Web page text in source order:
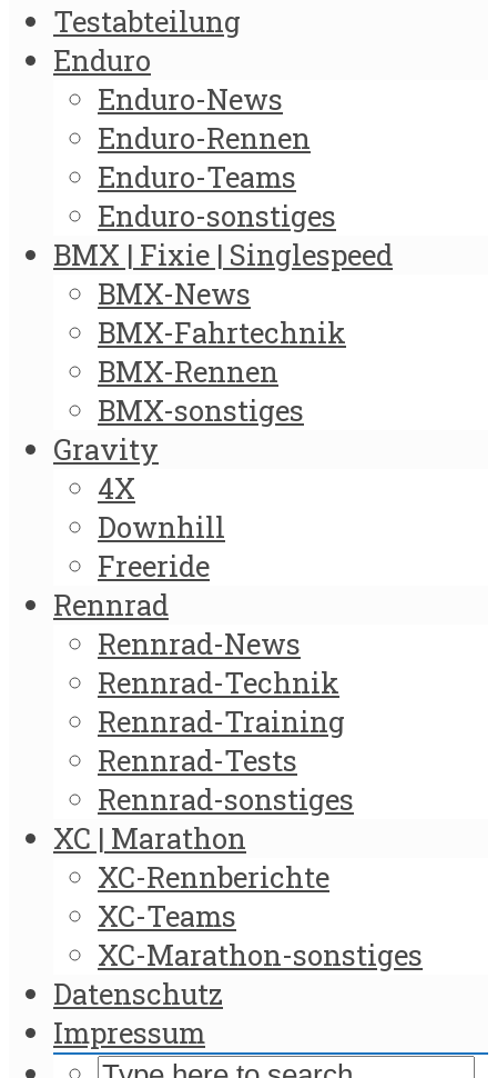
Testabteilung
Enduro
Enduro-News
Enduro-Rennen
Enduro-Teams
Enduro-sonstiges
BMX | Fixie | Singlespeed
BMX-News
BMX-Fahrtechnik
BMX-Rennen
BMX-sonstiges
Gravity
4X
Downhill
Freeride
Rennrad
Rennrad-News
Rennrad-Technik
Rennrad-Training
Rennrad-Tests
Rennrad-sonstiges
XC | Marathon
XC-Rennberichte
XC-Teams
XC-Marathon-sonstiges
Datenschutz
Impressum